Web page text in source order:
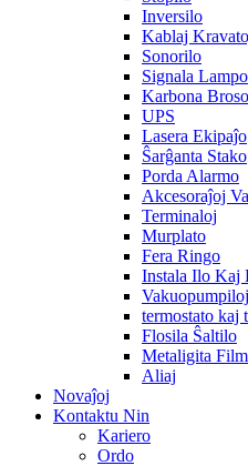
Inversilo
Kablaj
Sonorilo
Signala Lampo
Karbona Broso
UPS
Lasera Ekipaĵo
Ŝarĝanta Stako
Porda Alarmo
Akcesoraĵoj
Terminaloj
Murplato
Fera Ringo
Instala Ilo Kaj
Vakuopumpiloj
termostato kaj
Flosila Ŝaltilo
Metaligita
Aliaj
Novaĵoj
Kontaktu Nin
Kariero
Ordo